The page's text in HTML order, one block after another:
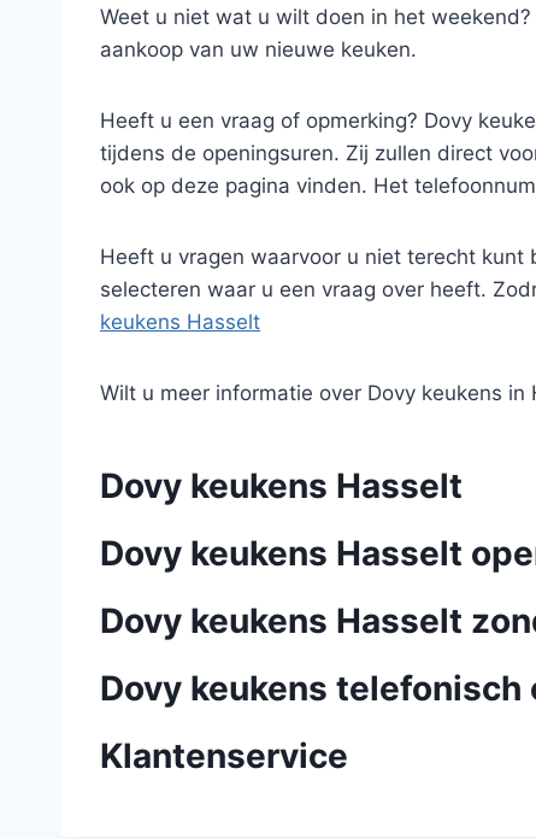
Weet u niet wat u wilt doen in het
aankoop van uw nieuwe keuken.
Heeft u een vraag of opmerking? Dovy
tijdens de openingsuren. Zij zullen direct
ook op deze pagina vinden. Het
Heeft u vragen waarvoor u niet terecht kunt
selecteren waar u een vraag over heeft.
keukens Hasselt
Wilt u meer informatie over Dovy keukens in
Dovy keukens Hasselt
Dovy keukens Hasselt
Dovy keukens Hasselt
Dovy keukens telefonisch
Klantenservice